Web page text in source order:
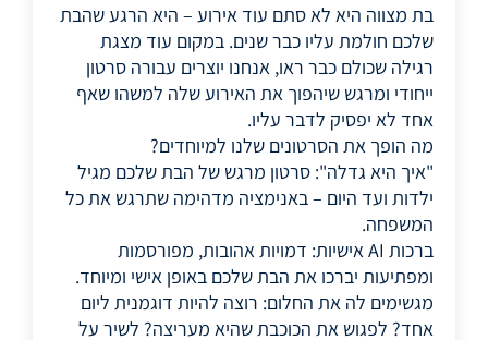
בת מצווה היא לא סתם עוד אירוע – היא הרגע שהבת
שלכם חולמת עליו כבר שנים. במקום עוד מצגת
רגילה שכולם כבר ראו, אנחנו יוצרים עבורה סרטון
ייחודי ומרגש שיהפוך את האירוע שלה למשהו שאף
אחד לא יפסיק לדבר עליו.
מה הופך את הסרטונים שלנו למיוחדים?
"איך היא גדלה": סרטון מרגש של הבת שלכם מגיל
ילדות ועד היום – באנימציה מדהימה שתרגש את כל
המשפחה.
ברכות AI אישיות: דמויות אהובות, מפורסמות
ומפתיעות יברכו את הבת שלכם באופן אישי ומיוחד.
מגשימים לה את החלום: רוצה להיות דוגמנית ליום
אחד? לפגוש את הכוכבת שהיא מעריצה? לשיר על